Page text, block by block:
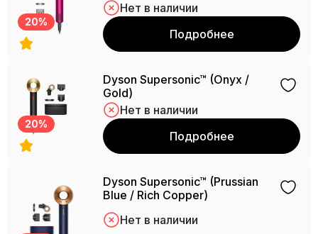
20%
Нет в наличии
Подробнее
20%
Dyson Supersonic™ (Onyx /
Gold)
Нет в наличии
Подробнее
Dyson Supersonic™ (Prussian
Blue / Rich Copper)
Нет в наличии